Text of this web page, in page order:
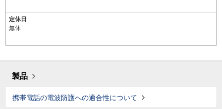
定休日
無休
製品
携帯電話の電波防護への適合性について